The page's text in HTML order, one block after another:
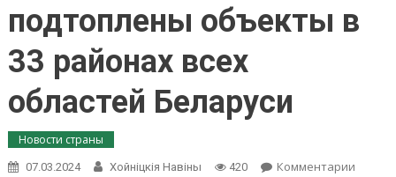
подтоплены объекты в
33 районах всех
областей Беларуси
Новости страны
07.03.2024 Хойнiцкiя Навiны 420 Комментарииon